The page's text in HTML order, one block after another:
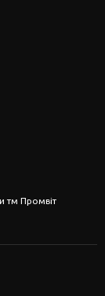
тм Промвіт